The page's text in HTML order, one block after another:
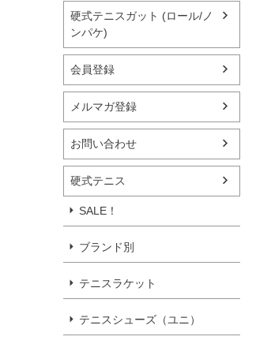
硬式テニスガット (ロール/ノ
ンパケ)
会員登録
メルマガ登録
お問い合わせ
硬式テニス
SALE！
ブランド別
テニスラケット
テニスシューズ（ユニ）